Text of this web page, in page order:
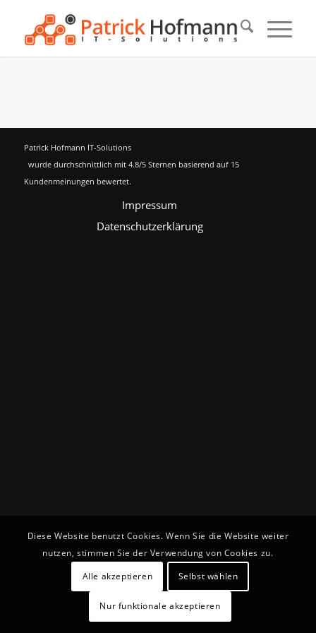
Patrick Hofmann IT-Solutions
wurde durchschnittlich mit 4.8/5 Sternen basierend auf 15
Kundenmeinungen bewertet.
Impressum
Datenschutzerklärung
Diese Website benutzt Cookies. Wenn Sie die Website weiter
nutzen, stimmen Sie der Verwendung von Cookies zu.
Alle akzeptieren
Selbst wählen
Nur funktionale akzeptieren